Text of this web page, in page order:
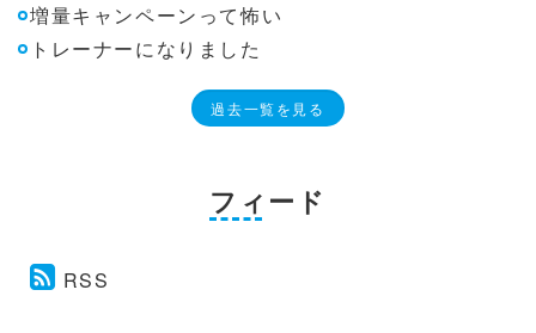
増量キャンペーンって怖い
トレーナーになりました
過去一覧を見る
フィード
RSS